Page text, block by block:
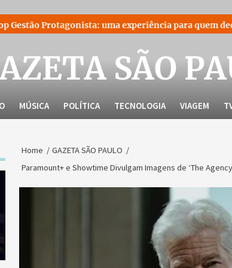
uma experiência para quem decidiu liderar a
SÃO
MÚSICA POLÍTICA TECNOLOGIA VIAGEM
Home
GAZETA SÃO PAULO
Paramount+ e Showtime Divulgam Imagens de ‘The